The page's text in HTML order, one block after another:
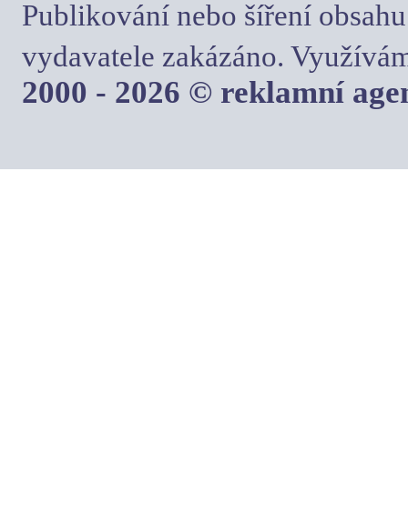
Publikování nebo šíření
vydavatele zakázáno.
2000 - 2026 © reklamní